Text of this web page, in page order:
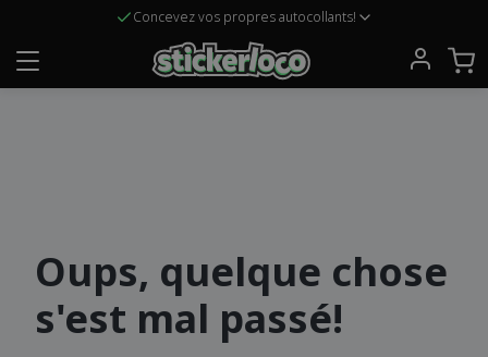
Concevez vos propres autocollants!
Oups, quelque chose
s'est mal passé!